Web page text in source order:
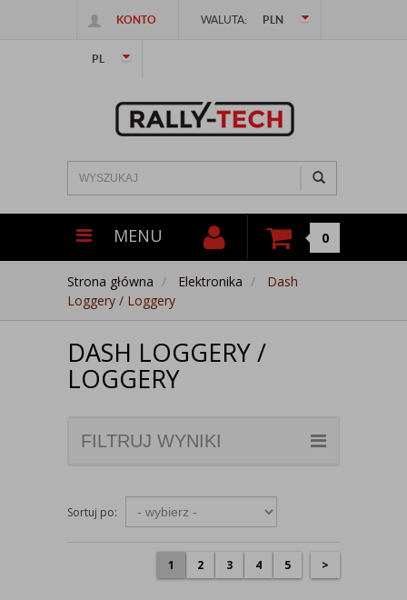
KONTO WALUTA: PLN
PL
MENU 0
Strona główna Elektronika
Dash
Loggery / Loggery
DASH LOGGERY /
LOGGERY
FILTRUJ WYNIKI
Sortuj po:
1 2 3 4 5 >